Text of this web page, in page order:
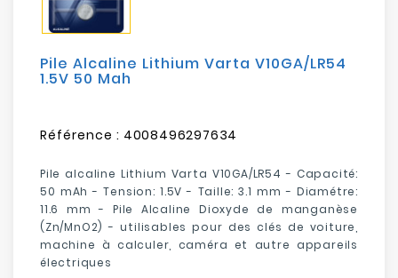
Mobilités
Loisirs
Pile Alcaline Lithium Varta V10GA/LR54
1.5V 50 Mah
Référence : 4008496297634
Pile alcaline Lithium Varta V10GA/LR54 - Capacité:
50 mAh - Tension: 1.5V - Taille: 3.1 mm - Diamétre:
11.6 mm - Pile Alcaline Dioxyde de manganèse
(Zn/MnO2) - utilisablespour des clés de voiture,
machine à calculer, caméra et autre appareils
électriques